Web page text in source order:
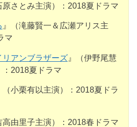
原さとみ主演）：2018夏ドラマ
』（滝藤賢一＆広瀬アリス主
マ
リアンブラザーズ』（伊野尾慧
：2018夏ドラマ
（小栗有以主演）：2018夏ドラ
高由里子主演）：2018春ドラマ